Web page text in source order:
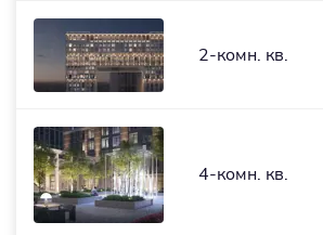
2-комн. кв.
4-комн. кв.